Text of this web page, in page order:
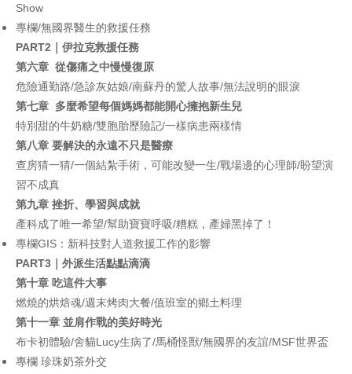
Show
專欄/無國界醫生的救援任務
PART2 ｜伊拉克救援任務
第六章 從傷痛之中慢慢復原
危險通勤路/急診灰姑娘/南蘇丹的驚人故事/無法說明的眼淚
第七章 多麼希望每個媽媽都能開心擁抱新生兒
特別甜的牛奶糖/雙胞胎歷險記/一樣病患兩樣情
第八章 要解決的永遠不只是醫療
查房猜一猜/一個結紮手術，可能改變一生/戰場邊的心理師/盼望演
習不成真
第九章 挫折、學習與成就
產科成了唯一希望/幫助寶寶呼吸/糟糕，產婦黑掉了！
專欄GIS：新科技對人道救援工作的影響
PART3 ｜外派生活點點滴滴
第十章 吃這件大事
燃燒的烘焙魂/週末烤肉大餐/值班室的鄉土料理
第十一章 並肩作戰的美好時光
布卡初體驗/舍貓Lucy生病了/馬桶怪獸/無國界的友誼/MSF世界盃
專欄 珍珠奶茶外交